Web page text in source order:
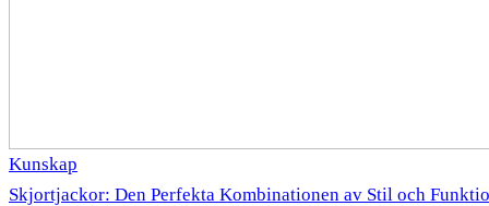
Kunskap
Skjortjackor: Den Perfekta Kombinationen av Stil och